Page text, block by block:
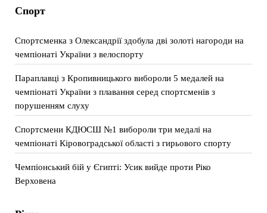
Спорт
Спортсменка з Олександрії здобула дві золоті нагороди на
чемпіонаті України з велоспорту
Параплавці з Кропивницького вибороли 5 медалей на
чемпіонаті України з плавання серед спортсменів з
порушенням слуху
Спортсмени КДЮСШ №1 вибороли три медалі на
чемпіонаті Кіровоградської області з гирьового спорту
Чемпіонський бій у Єгипті: Усик вийде проти Ріко
Верховена